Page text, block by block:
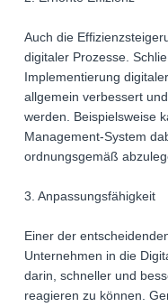
Auch die
digitaler Prozesse.
Implementierung
allgemein verbessert
werden. Beispielsweise
Management-System
ordnungsgemäß
3. Anpassungsfähigkeit
Einer der
Unternehmen in die
darin, schneller und
reagieren zu können.